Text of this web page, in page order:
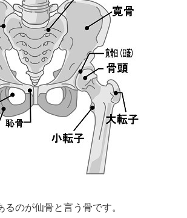
るのが仙骨と言う骨です。